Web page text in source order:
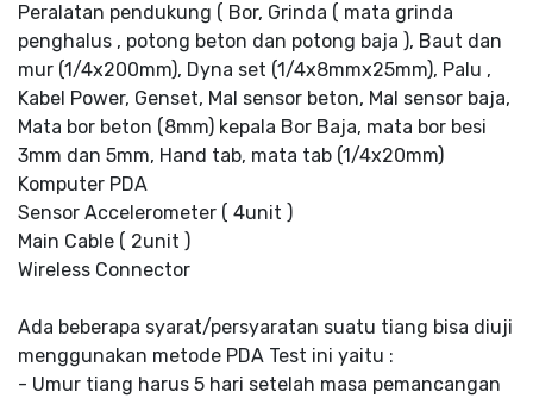
Peralatan pendukung ( Bor, Grinda ( mata grinda
penghalus , potong beton dan potong baja ), Baut dan
mur (1/4x200mm), Dyna set (1/4x8mmx25mm), Palu ,
Kabel Power, Genset, Mal sensor beton, Mal sensor baja,
Mata bor beton (8mm) kepala Bor Baja, mata bor besi
3mm dan 5mm, Hand tab, mata tab (1/4x20mm)
Komputer PDA
Sensor Accelerometer ( 4unit )
Main Cable ( 2unit )
Wireless Connector
Ada beberapa syarat/persyaratan suatu tiang bisa diuji
menggunakan metode PDA Test ini yaitu :
- Umur tiang harus 5 hari setelah masa pemancangan